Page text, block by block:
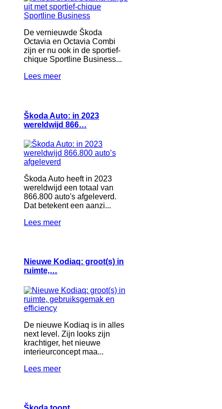
De vernieuwde Škoda
Octavia en Octavia Combi
zijn er nu ook in de sportief-
chique Sportline Business...
Lees meer
Škoda Auto: in 2023
wereldwijd 866…
Škoda Auto heeft in 2023
wereldwijd een totaal van
866.800 auto's afgeleverd.
Dat betekent een aanzi...
Lees meer
Nieuwe Kodiaq: groot(s) in
ruimte,…
De nieuwe Kodiaq is in alles
next level. Zijn looks zijn
krachtiger, het nieuwe
interieurconcept maa...
Lees meer